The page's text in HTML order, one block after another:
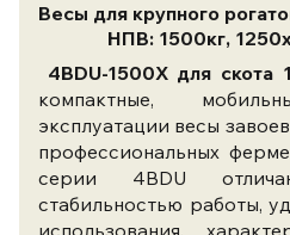
Весы для крупного
НПВ: 1500кг,
4BDU-1500X для
компактные,
эксплуатации весы
профессиональных
серии 4BDU
стабильностью работы,